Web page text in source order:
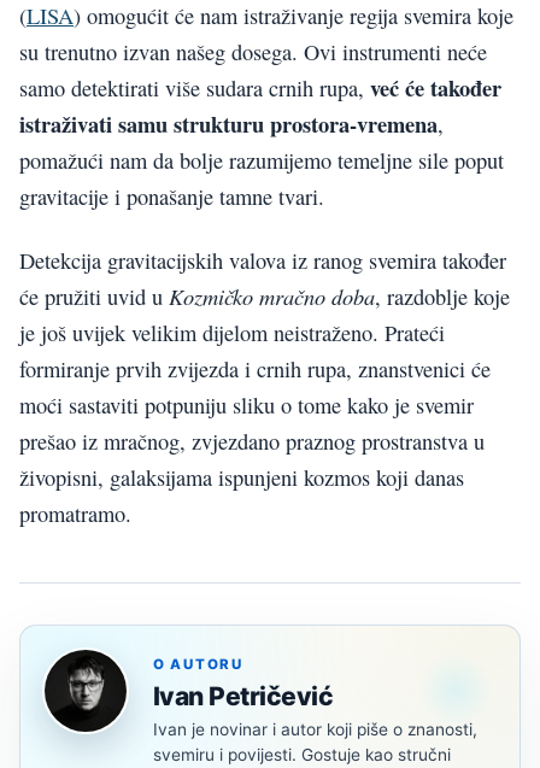
(LISA) omogućit će nam istraživanje regija svemira koje
su trenutno izvan našeg dosega. Ovi instrumenti neće
samo detektirati više sudara crnih rupa, već će također
istraživati samu strukturu prostora-vremena,
pomažući nam da bolje razumijemo temeljne sile poput
gravitacije i ponašanje tamne tvari.
Detekcija gravitacijskih valova iz ranog svemira također
će pružiti uvid u Kozmičko mračno doba, razdoblje koje
je još uvijek velikim dijelom neistraženo. Prateći
formiranje prvih zvijezda i crnih rupa, znanstvenici će
moći sastaviti potpuniju sliku o tome kako je svemir
prešao iz mračnog, zvjezdano praznog prostranstva u
živopisni, galaksijama ispunjeni kozmos koji danas
promatramo.
O AUTORU
Ivan Petričević
Ivan je novinar i autor koji piše o znanosti,
svemiru i povijesti. Gostuje kao stručni